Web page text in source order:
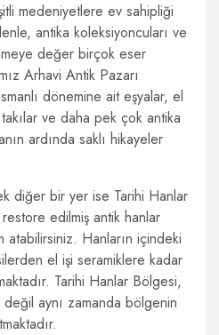
medeniyetlere ev sahipliği
antika koleksiyoncuları ve
değer birçok eser
Arhavi Antik Pazarı
dönemine ait eşyalar, el
ve daha pek çok antika
ardında saklı hikayeler
diğer bir yer ise Tarihi Hanlar
edilmiş antik hanlar
atabilirsiniz. Hanların içindeki
el işi seramiklere kadar
Tarihi Hanlar Bölgesi,
aynı zamanda bölgenin